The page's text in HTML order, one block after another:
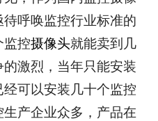
呼唤监控行业标准的
控摄像头就能卖到几
激烈，当年只能安装
可以安装几十个监控
产企业众多，产品在